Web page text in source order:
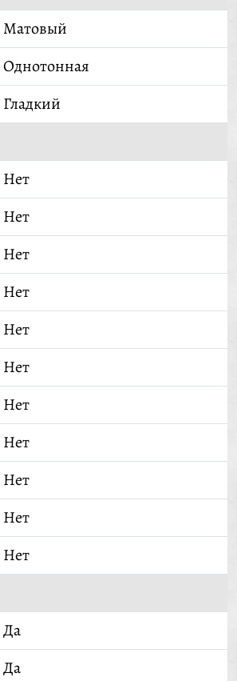
Матовый
Однотонная
Гладкий
Нет
Нет
Нет
Нет
Нет
Нет
Нет
Нет
Нет
Нет
Нет
Да
Да